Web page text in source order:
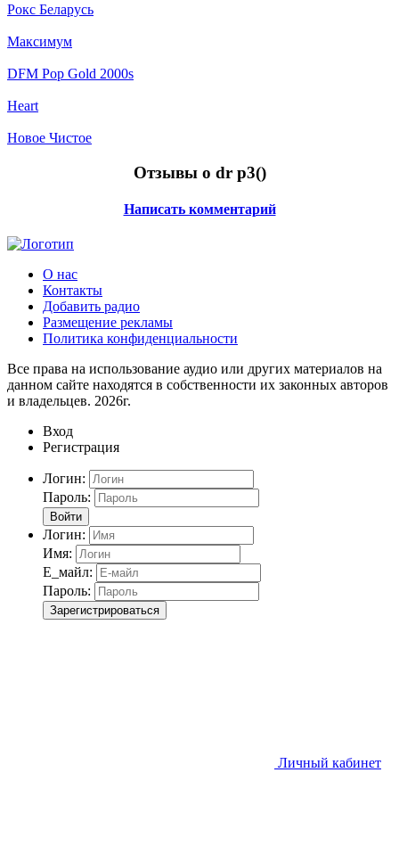
Рокс Беларусь
Максимум
DFM Pop Gold 2000s
Heart
Новое Чистое
Отзывы о dr p3()
Написать комментарий
О нас
Контакты
Добавить радио
Размещение рекламы
Политика конфиденциальности
Все права на использование аудио или других материалов на
данном сайте находятся в собственности их законных авторов
и владельцев. 2026г.
Вход
Регистрация
Логин:
Пароль:
Войти
Логин:
Имя:
Е_майл:
Пароль:
Зарегистрироваться
Личный кабинет